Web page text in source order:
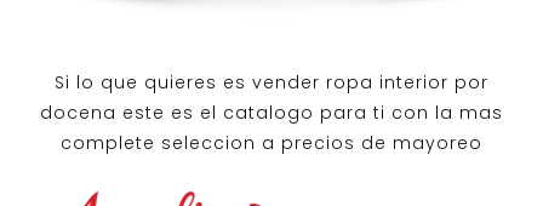
Si lo que quieres es vender ropa interior por
docena este es el catalogo para ti con la mas
complete seleccion a precios de mayoreo